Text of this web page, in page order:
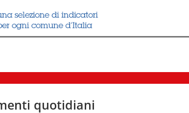
quotidiani